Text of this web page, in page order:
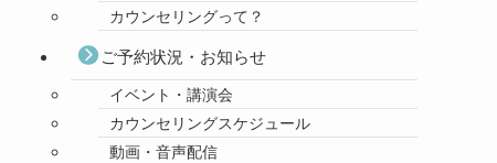
カウンセリングって？
ご予約状況・お知らせ
イベント・講演会
カウンセリングスケジュール
動画・音声配信